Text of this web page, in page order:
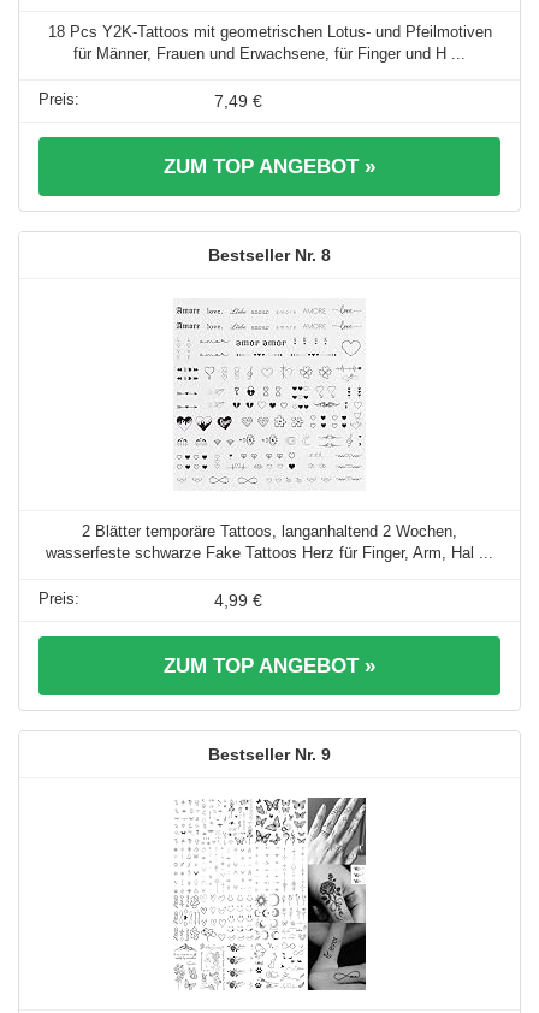
18 Pcs Y2K-Tattoos mit geometrischen Lotus- und Pfeilmotiven
für Männer, Frauen und Erwachsene, für Finger und H ...
7,49 €
ZUM TOP ANGEBOT »
8
2 Blätter temporäre Tattoos, langanhaltend 2 Wochen,
wasserfeste schwarze Fake Tattoos Herz für Finger, Arm, Hal ...
4,99 €
ZUM TOP ANGEBOT »
9